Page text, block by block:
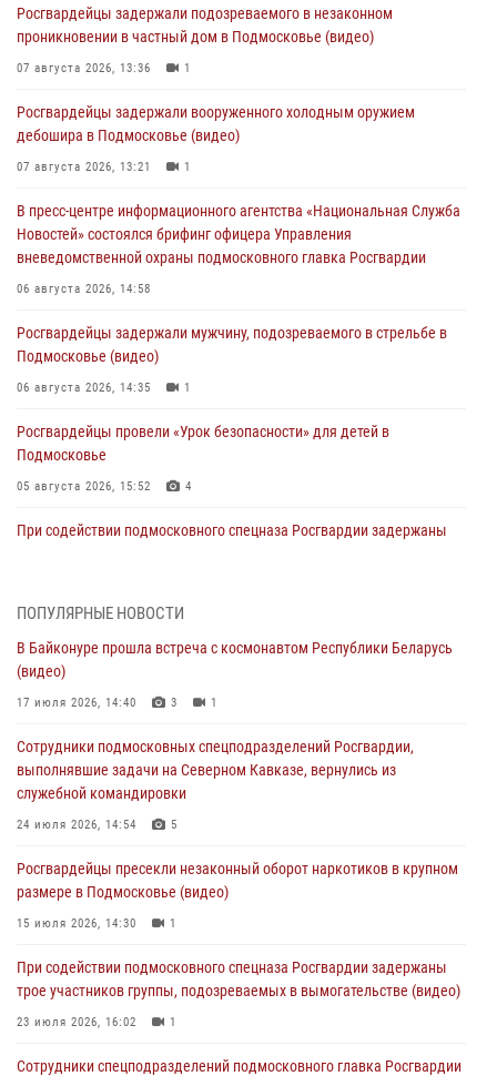
Росгвардейцы задержали подозреваемого в незаконном
проникновении в частный дом в Подмосковье (видео)
07 августа 2026, 13:36 1
Росгвардейцы задержали вооруженного холодным оружием
дебошира в Подмосковье (видео)
07 августа 2026, 13:21 1
В пресс-центре информационного агентства «Национальная Служба
Новостей» состоялся брифинг офицера Управления
вневедомственной охраны подмосковного главка Росгвардии
06 августа 2026, 14:58
Росгвардейцы задержали мужчину, подозреваемого в стрельбе в
Подмосковье (видео)
06 августа 2026, 14:35 1
Росгвардейцы провели «Урок безопасности» для детей в
Подмосковье
05 августа 2026, 15:52 4
При содействии подмосковного спецназа Росгвардии задержаны
05 августа 2026, 15:48 1
Сотрудники спецподразделения подмосковного главка Росгвардии
отработали навыки огневой подготовки на комплексных учениях
04 августа 2026, 12:21
За прошедший месяц росгвардейцы 7386 раз выезжали по
сигналам «Тревога» с охраняемых объектов в Подмосковье
04 августа 2026, 12:15
(видео)
03 августа 2026, 15:32 1
«семейным подрядом» в Подмосковье (видео)
03 августа 2026, 15:08
ПОПУЛЯРНЫЕ НОВОСТИ
В Байконуре прошла встреча с космонавтом Республики Беларусь
(видео)
17 июля 2026, 14:40 3 1
Сотрудники подмосковных спецподразделений Росгвардии,
выполнявшие задачи на Северном Кавказе, вернулись из
служебной командировки
24 июля 2026, 14:54 5
Росгвардейцы пресекли незаконный оборот наркотиков в крупном
размере в Подмосковье (видео)
15 июля 2026, 14:30 1
При содействии подмосковного спецназа Росгвардии задержаны
трое участников группы, подозреваемых в вымогательстве (видео)
23 июля 2026, 16:02 1
Сотрудники спецподразделений подмосковного главка Росгвардии